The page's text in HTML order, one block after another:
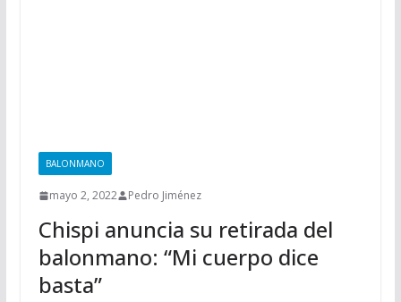
BALONMANO
mayo 2, 2022 Pedro Jiménez
Chispi anuncia su retirada del
balonmano: “Mi cuerpo dice
basta”